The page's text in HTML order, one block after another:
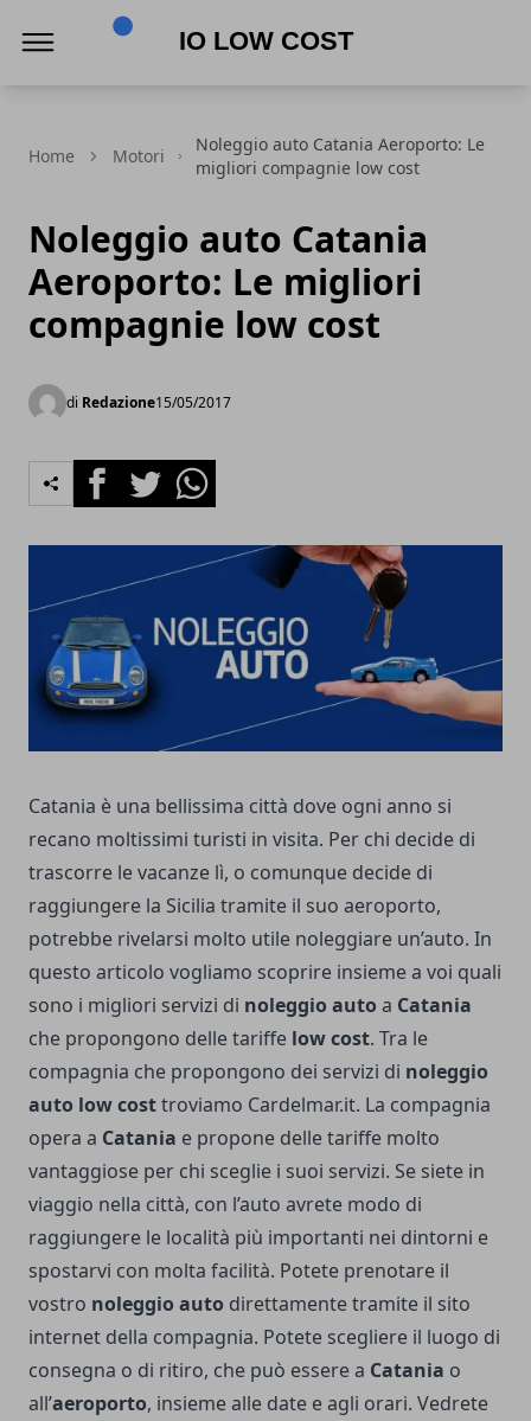
Home Motori
Noleggio auto Catania Aeroporto: Le
migliori compagnie low cost
Noleggio auto Catania
Aeroporto: Le migliori
compagnie low cost
di Redazione15/05/2017
FacebookTwitterWhatsapp
Catania è una bellissima città dove ogni anno si
recano moltissimi turisti in visita. Per chi decide di
trascorre le vacanze lì, o comunque decide di
raggiungere la Sicilia tramite il suo aeroporto,
potrebbe rivelarsi molto utile noleggiare un’auto. In
questo articolo vogliamo scoprire insieme a voi quali
sono i migliori servizi di noleggio auto a Catania
che propongono delle tariffe low cost. Tra le
compagnia che propongono dei servizi di noleggio
auto low costtroviamo Cardelmar.it. La compagnia
opera a Catania e propone delle tariffe molto
vantaggiose per chi sceglie i suoi servizi. Se siete in
viaggio nella città, con l’auto avrete modo di
raggiungere le località più importanti nei dintorni e
spostarvi con molta facilità. Potete prenotare il
vostro noleggio auto direttamente tramite il sito
internet della compagnia. Potete scegliere il luogo di
consegna o di ritiro, che può essere a Catania o
all’aeroporto, insieme alle date e agli orari. Vedrete